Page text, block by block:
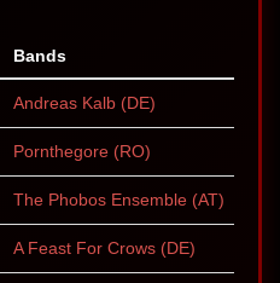
Bands
Andreas Kalb (DE)
Pornthegore (RO)
The Phobos Ensemble (AT)
A Feast For Crows (DE)